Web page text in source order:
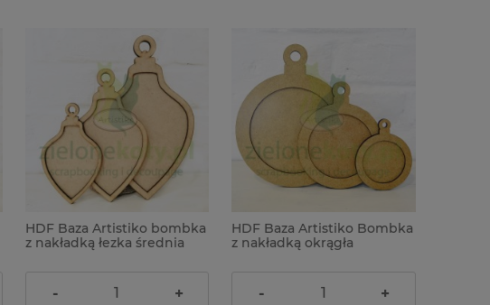
HDF Baza Artistiko bombka
z nakładką łezka średnia
5,90 zł
- +
HDF Baza Artistiko Bombka
z nakładką okrągła
3,50 zł
- +